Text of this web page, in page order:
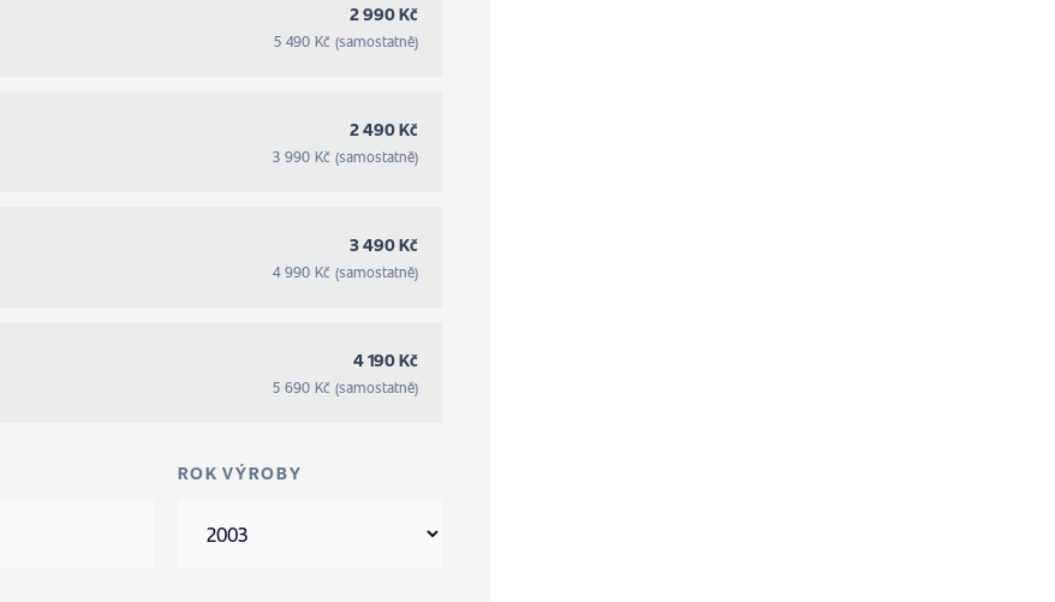
2 990 Kč
5 490 Kč (samostatně)
2 490 Kč
3 990 Kč (samostatně)
3 490 Kč
4 990 Kč (samostatně)
4 190 Kč
5 690 Kč (samostatně)
ROK VÝROBY